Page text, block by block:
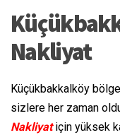
Nakliyat
Küçükbakkalköy
sizlere her zaman
Nakliyatiçin yüksek